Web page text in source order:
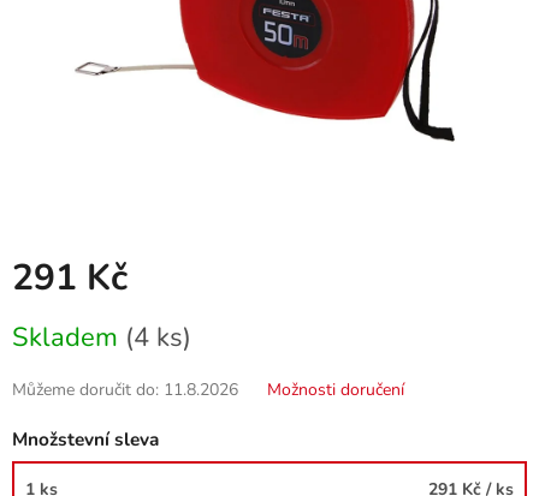
291 Kč
cena:
Skladem (4 ks)
Můžeme doručit do: 11.8.2026 Možnosti doručení
Množstevní sleva
1 ks 291 Kč / ks